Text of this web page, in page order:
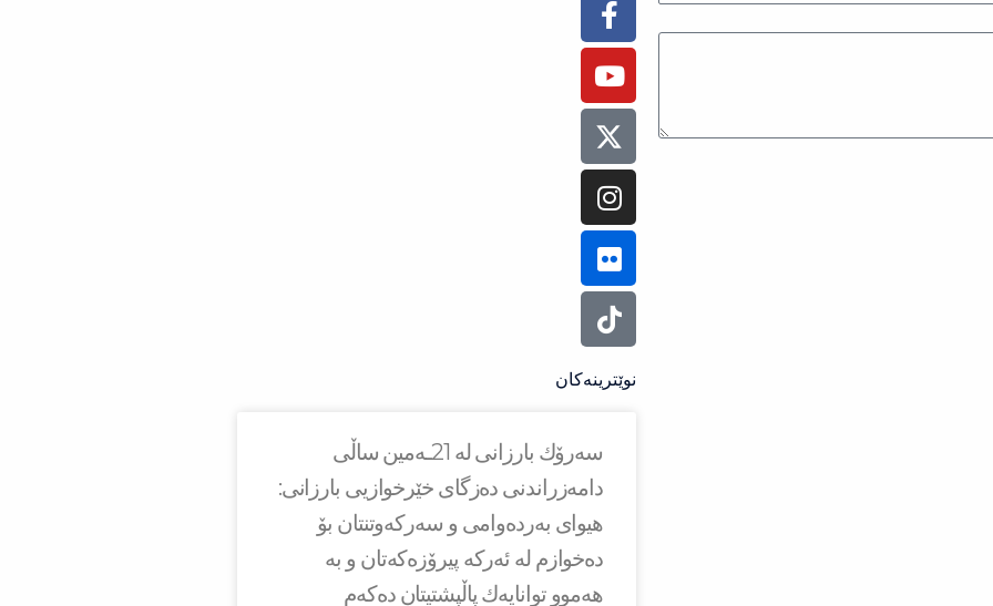
f
نوێترینەکان
سه‌رۆك بارزانی له‌ 21ـه‌مین ساڵی
دامەزراندنی دەزگای خێرخوازیی بارزانی:
هیوای بەردەوامی و سەركەوتنتان بۆ
دەخوازم لە ئەركە پیرۆزەكەتان و بە
هەموو توانایەك پاڵپشتیتان دەكەم